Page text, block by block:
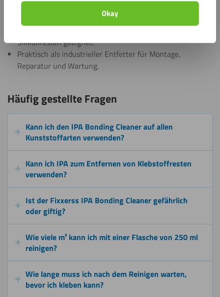
Okay
Ideal für Werbetechnik, Bauwesen, Automobilbereich,
Möbelbau und Glasverarbeitung.
Silikonresten geeignet.
Praktisch als industrieller Entfetter für Montage,
Reparatur und Wartung.
Häufig gestellte Fragen
Kann ich den IPA Bonding Cleaner auf allen
Kunststoffarten verwenden?
Kann ich IPA zum Entfernen von Klebstoffresten
verwenden?
Ist der Fixxerss IPA Bonding Cleaner gefährlich
oder giftig?
Wie viele m² kann ich mit einer Flasche von 250 ml
reinigen?
Wie lange muss ich nach dem Reinigen warten,
bevor ich kleben kann?